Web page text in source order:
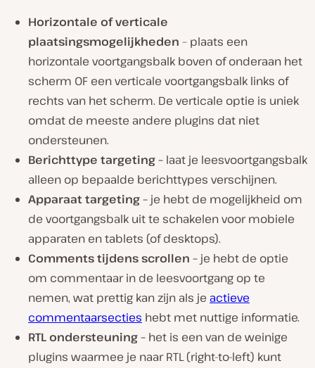
Horizontale of verticale
plaatsingsmogelijkheden – plaats een
horizontale voortgangsbalk boven of onderaan het
scherm OF een verticale voortgangsbalk links of
rechts van het scherm. De verticale optie is uniek
omdat de meeste andere plugins dat niet
ondersteunen.
Berichttype targeting – laat je leesvoortgangsbalk
alleen op bepaalde berichttypes verschijnen.
Apparaat targeting – je hebt de mogelijkheid om
de voortgangsbalk uit te schakelen voor mobiele
apparaten en tablets (of desktops).
Comments tijdens scrollen – je hebt de optie
om commentaar in de leesvoortgang op te
nemen, wat prettig kan zijn als je actieve
commentaarsecties hebt met nuttige informatie.
RTL ondersteuning – het is een van de weinige
plugins waarmee je naar RTL (right-to-left) kunt